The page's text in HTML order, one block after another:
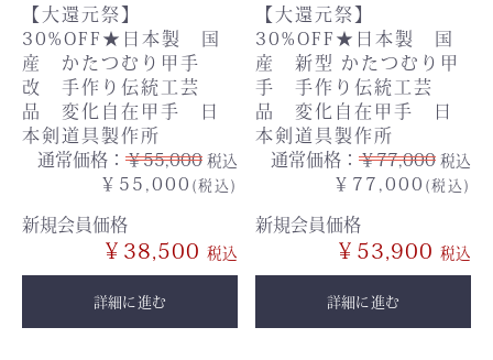
【大還元祭】
30%OFF★日本製 国
産 かたつむり甲手
改 手作り伝統工芸
品 変化自在甲手 日
本剣道具製作所
通常価格： ￥55,000 税込
￥55,000 (税込)
新規会員価格
￥38,500
詳細に進む
【大還元祭】
30%OFF★日本製 国
産 新型 かたつむり甲
手 手作り伝統工芸
品 変化自在甲手 日
本剣道具製作所
通常価格： ￥77,000 税込
￥77,000 (税込)
新規会員価格
￥53,900
詳細に進む